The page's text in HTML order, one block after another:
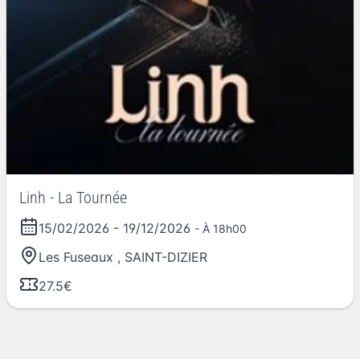
Linh - La Tournée
15/02/2026 - 19/12/2026 - À 18h00
Les Fuseaux , SAINT-DIZIER
27.5€